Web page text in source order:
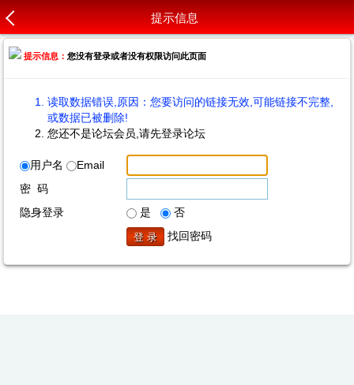
提示信息
提示信息：您没有登录或者没有权限访问此页面
读取数据错误,原因：您要访问的链接无效,可能链接不完整,
或数据已被删除!
您还不是论坛会员,请先登录论坛
用户名
Email
密 码
隐身登录
是
否
找回密码